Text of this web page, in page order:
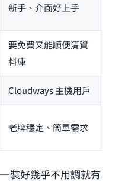
新手、介面好上手
要免費又能順便清資
料庫
Cloudways 主機用戶
老牌穩定、簡單需求
裝好幾乎不用調就有